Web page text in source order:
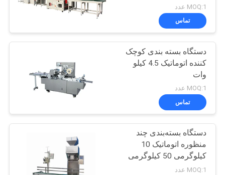
MOQ:1 عدد
تماس
دستگاه بسته بندی کوچک
کننده اتوماتیک 4.5 کیلو
وات
MOQ:1 عدد
تماس
دستگاه بسته‌بندی چند
منظوره اتوماتیک 10
کیلوگرمی 50 کیلوگرمی
MOQ:1 عدد